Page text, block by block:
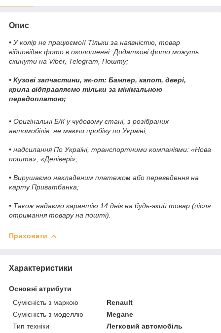
Опис
• У колір не працюємо!! Тільки за наявністю, товар
відповідає фото в оголошенні. Додаткові фото можуть
скинути на Viber, Telegram, Пошту;
• Кузові запчастини, як-от: Бампер, капот, двері,
крила відправляємо тільки за мінімальною
передоплатою;
• Оригінальні Б/К у чудовому стані, з розібраних
автомобілів, не маючи пробігу по Україні;
• надсилання По Україні, транспортними компаніями: «Нова
пошта», «Делівері»;
• Вирушаємо накладеним платежом або переведення на
карту Приватбанка;
• Також надаємо гарантію 14 днів на будь-який товар (після
отримання товару на пошті).
Приховати
Характеристики
Основні атрибути
Сумісність з маркою
Renault
Сумісність з моделлю
Megane
Тип техніки
Легковий автомобіль